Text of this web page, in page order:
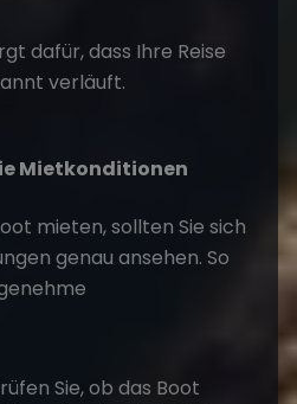
dafür, dass Ihre Reise
verläuft.
Mietkonditionen
mieten, sollten Sie sich
genau ansehen. So
Sie, ob das Boot